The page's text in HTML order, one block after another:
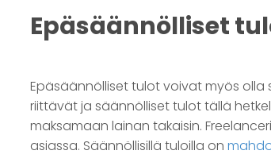
Epäsäännölliset
Epäsäännölliset tulot voivat myös olla
riittävät ja säännölliset tulot tällä
maksamaan lainan takaisin.
asiassa. Säännöllisillä tuloilla on